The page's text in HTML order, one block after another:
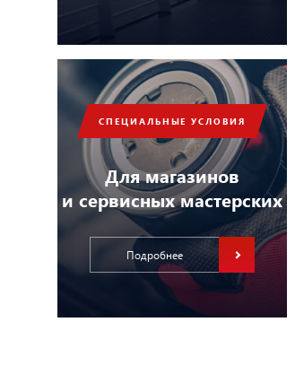
СПЕЦИАЛЬНЫЕ УСЛОВИЯ
Для магазинов
и сервисных мастерских
Подробнее